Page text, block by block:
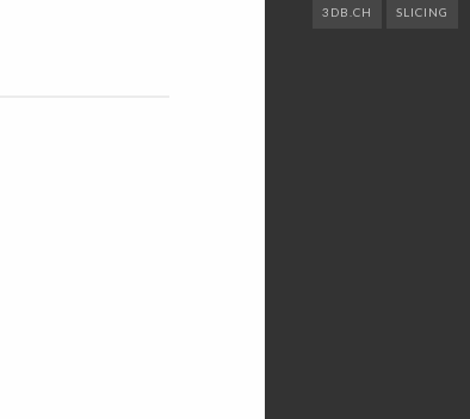
3DB.CH SLICING